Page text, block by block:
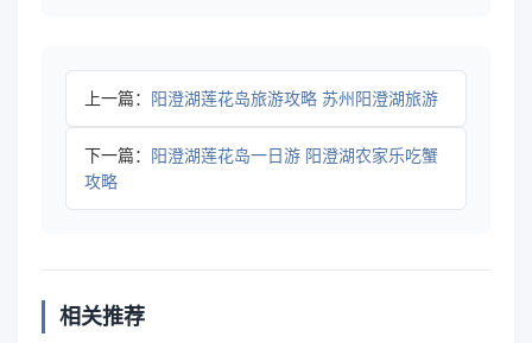
上一篇： 阳澄湖莲花岛旅游攻略 苏州阳澄湖旅游
下一篇： 阳澄湖莲花岛一日游 阳澄湖农家乐吃蟹
攻略
相关推荐